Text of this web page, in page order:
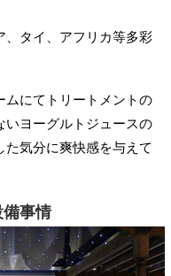
、タイ、アフリカ等多彩
にてトリートメントの
ヨーグルトジュースの
気分に爽快感を与えて
事情